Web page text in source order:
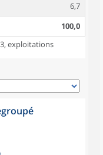
6,7
100,0
exploitations